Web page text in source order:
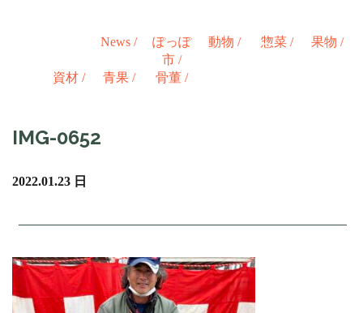
News /
ぽっぽ
市 /
動物 / 惣菜 / 果物 /
資材 / 青果 / 骨董 /
IMG-0652
2022.01.23 日